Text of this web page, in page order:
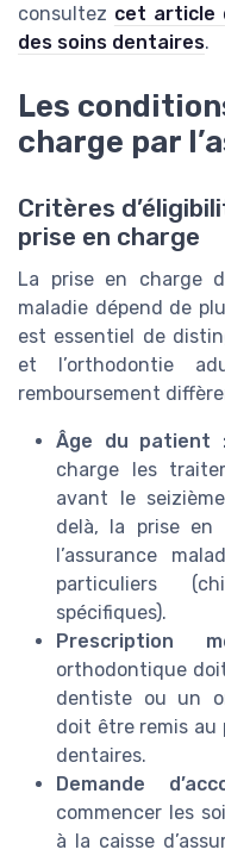
consultez cet article
des soins dentaires.
Les
charge par
Critères
prise en charge
La prise en charge
maladie dépend de
est essentiel de
et l’orthodontie
remboursement
Âge du patient
charge les
avant le
delà, la prise en
l’assurance
particuliers
spécifiques).
Prescription
orthodontique
dentiste ou un
doit être remis au
dentaires.
Demande
commencer les
à la caisse